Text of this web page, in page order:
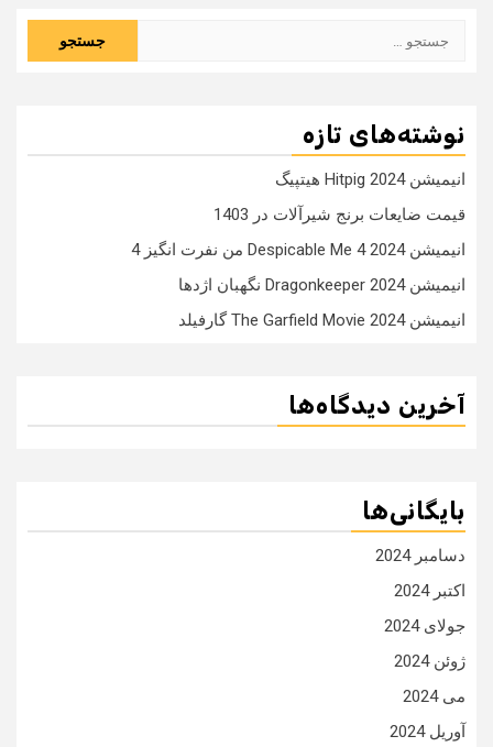
نوشته‌های تازه
انیمیشن Hitpig 2024 هیتپیگ
قیمت ضایعات برنج شیرآلات در 1403
انیمیشن Despicable Me 4 2024 من نفرت انگیز 4
انیمیشن Dragonkeeper 2024 نگهبان اژدها
انیمیشن The Garfield Movie 2024 گارفیلد
آخرین دیدگاه‌ها
بایگانی‌ها
دسامبر 2024
اکتبر 2024
جولای 2024
ژوئن 2024
می 2024
آوریل 2024